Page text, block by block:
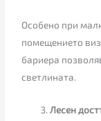
Особено при
помещението
бариера
светлината.
Лесен